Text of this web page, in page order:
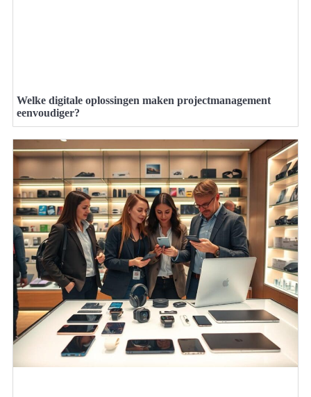
Welke digitale oplossingen maken projectmanagement
eenvoudiger?